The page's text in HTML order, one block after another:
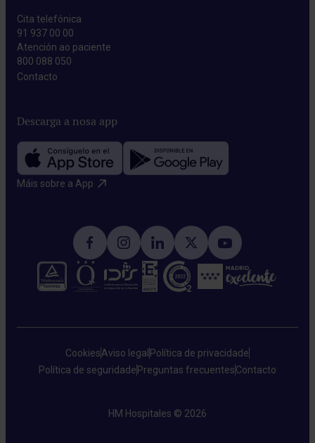
Cita telefónica
91 937 00 00
Atención ao paciente
800 088 050
Contacto​
Descarga a nosa app
Máis sobre a App​
CookiesAviso legal Política de privacidade
Política de seguridade Preguntas frecuentesContacto
HM Hospitales © 2026